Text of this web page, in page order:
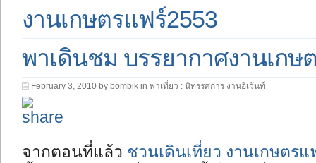
งานเกษตรแฟร์2553
พาเดินชม บรรยากาศงานเก
February 3, 2010 by bombik in พาเที่ยว : นิทรรศการ งานอีเว้นท์
จากตอนที่แล้ว ชวนเดินเที่ยว งานเกษตร